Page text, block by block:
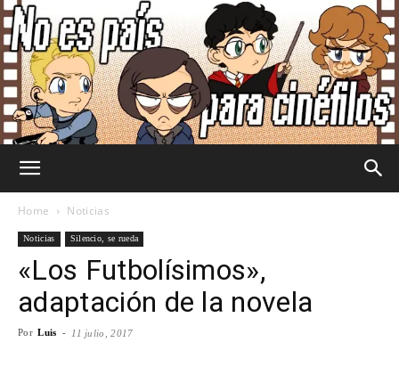
Es
Home Noticias
Noticias Silencio, se rueda
«Los Futbolísimos»,
adaptación de la novela
Por Luis - 11 julio, 2017